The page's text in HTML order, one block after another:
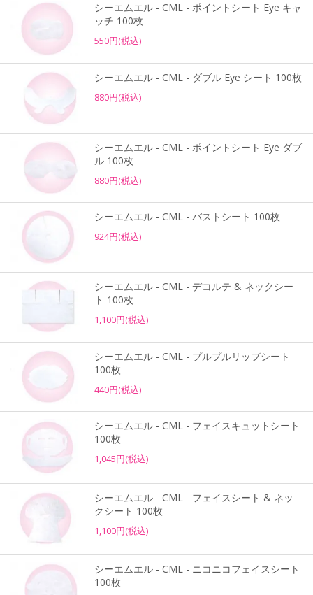
シーエムエル - CML - ポイントシート Eye キャ
ッチ 100枚
550円(税込)
シーエムエル - CML - ダブル Eye シート 100枚
880円(税込)
シーエムエル - CML - ポイントシート Eye ダブ
ル 100枚
880円(税込)
シーエムエル - CML - バストシート 100枚
924円(税込)
シーエムエル - CML - デコルテ & ネックシー
ト 100枚
1,100円(税込)
シーエムエル - CML - プルプルリップシート
100枚
440円(税込)
シーエムエル - CML - フェイスキュットシート
100枚
1,045円(税込)
シーエムエル - CML - フェイスシート & ネッ
クシート 100枚
1,100円(税込)
シーエムエル - CML - ニコニコフェイスシート
100枚